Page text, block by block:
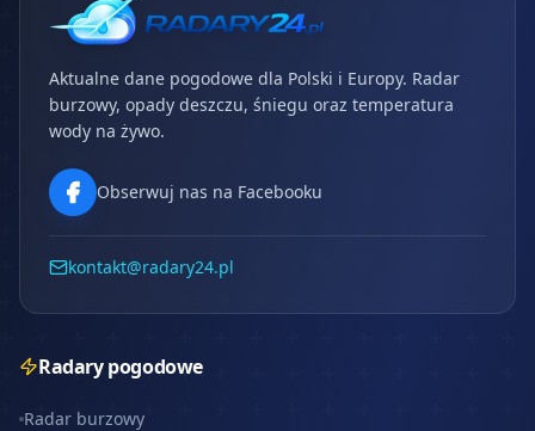
Aktualne dane pogodowe dla Polski i Europy. Radar
burzowy, opady deszczu, śniegu oraz temperatura
wody na żywo.
Obserwuj nas na Facebooku
kontakt@radary24.pl
Radary pogodowe
Radar burzowy